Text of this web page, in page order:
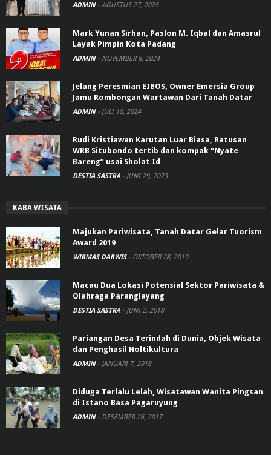
ADMIN - AGUSTUS 27, 2025
Mark Yunan Sirhan, Paslon M. Iqbal dan Amasrul
Layak Pimpin Kota Padang
ADMIN - NOVEMBER 8, 2024
Jelang Peresmian EIBOS, Owner Emersia Group
Jamu Rombongan Wartawan Dari Tanah Datar
ADMIN - JULI 10, 2024
Rudi Kristiawan Karutan Luar Biasa, Ratusan
WRB Situbondo tertib dan kompak “Nyate
Bareng” usai Sholat Id
DESTIA SASTRA - JUNI 29, 2023
KABA WISATA
Majukan Pariwisata, Tanah Datar Gelar Tuorism
Award 2019
WIRMAS DARWIS - OKTOBER 28, 2019
Macau Dua Lokasi Potensial Sektor Pariwisata &
Olahraga Paranglayang
DESTIA SASTRA - JUNI 2, 2018
Pariangan Desa Terindah di Dunia, Objek Wisata
dan Penghasil Holtikultura
ADMIN - JANUARI 7, 2018
Diduga Terlalu Lelah, Wisatawan Wanita Pingsan
di Istano Basa Pagaruyung
ADMIN - DESEMBER 26, 2017